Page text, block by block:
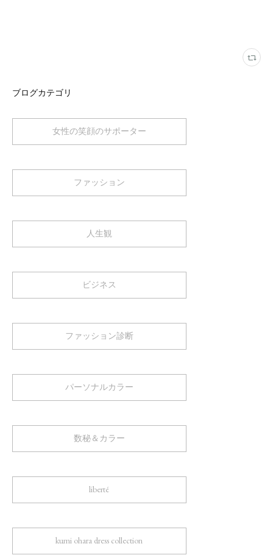
ブログカテゴリ
女性の笑顔のサポーター
ファッション
人生観
ビジネス
ファッション診断
パーソナルカラー
数秘＆カラー
liberté
kumi ohara dress collection